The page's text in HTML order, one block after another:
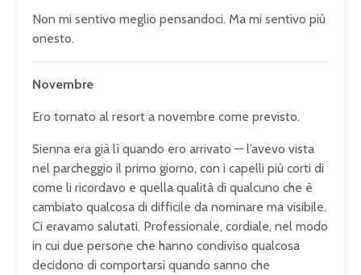
Non mi sentivo meglio pensandoci. Ma mi sentivo più
onesto.
Novembre
Ero tornato al resort a novembre come previsto.
Sienna era già lì quando ero arrivato — l’avevo vista
nel parcheggio il primo giorno, con i capelli più corti di
come li ricordavo e quella qualità di qualcuno che è
cambiato qualcosa di difficile da nominare ma visibile.
Ci eravamo salutati. Professionale, cordiale, nel modo
in cui due persone che hanno condiviso qualcosa
decidono di comportarsi quando sanno che